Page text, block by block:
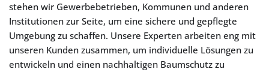
stehen wir Gewerbebetrieben, Kommunen und anderen
Institutionen zur Seite, um eine sichere und gepflegte
Umgebung zu schaffen. Unsere Experten arbeiten eng mit
unseren Kunden zusammen, um individuelle Lösungen zu
entwickeln und einen nachhaltigen Baumschutz zu